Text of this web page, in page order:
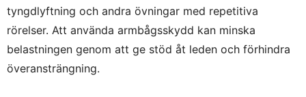
tyngdlyftning och andra övningar med repetitiva
rörelser. Att använda armbågsskydd kan minska
belastningen genom att ge stöd åt leden och förhindra
överansträngning.